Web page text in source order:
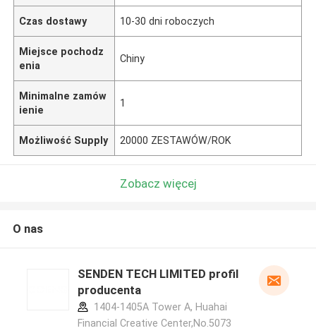
Czas dostawy 10-30 dni roboczych
Miejsce pochodz
enia
Chiny
Minimalne zamów
ienie
1
Możliwość Supply 20000 ZESTAWÓW/ROK
Zobacz więcej
O nas
SENDEN TECH LIMITED profil
producenta
1404-1405A Tower A, Huahai
Financial Creative Center,No.5073